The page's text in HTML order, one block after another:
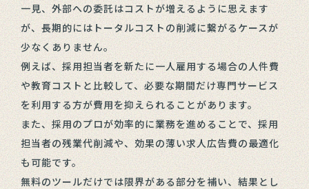
一見、外部への委託はコストが増えるように思えます
が、長期的にはトータルコストの削減に繋がるケースが
少なくありません。
例えば、採用担当者を新たに一人雇用する場合の人件費
や教育コストと比較して、必要な期間だけ専門サービス
を利用する方が費用を抑えられることがあります。
また、採用のプロが効率的に業務を進めることで、採用
担当者の残業代削減や、効果の薄い求人広告費の最適化
も可能です。
無料のツールだけでは限界がある部分を補い、結果とし